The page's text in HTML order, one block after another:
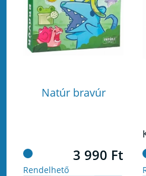
Natúr bravúr
3 990 Ft
Rendelhető